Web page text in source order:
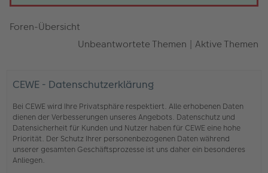
Foren-Übersicht
Unbeantwortete Themen | Aktive Themen
CEWE - Datenschutzerklärung
Bei CEWE wird Ihre Privatsphäre respektiert. Alle erhobenen Daten
dienen der Verbesserungen unseres Angebots. Datenschutz und
Datensicherheit für Kunden und Nutzer haben für CEWE eine hohe
Priorität. Der Schutz Ihrer personenbezogenen Daten während
unserer gesamten Geschäftsprozesse ist uns daher ein besonderes
Anliegen.